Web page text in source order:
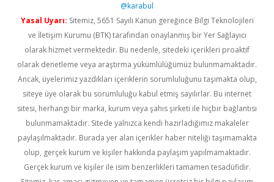
@karabul
Yasal Uyarı: Sitemiz, 5651 Sayılı Kanun gereğince Bilgi Teknolojileri
ve İletişim Kurumu (BTK) tarafından onaylanmış bir Yer Sağlayıcı
olarak hizmet vermektedir. Bu nedenle, sitedeki içerikleri proaktif
olarak denetleme veya araştırma yükümlülüğümüz bulunmamaktadır.
Ancak, üyelerimiz yazdıkları içeriklerin sorumluluğunu taşımakta olup,
siteye üye olarak bu sorumluluğu kabul etmiş sayılırlar. Bu internet
sitesi, herhangi bir marka, kurum veya şahıs şirketi ile hiçbir bağlantısı
bulunmamaktadır. Sitede yalnızca kendi hazırladığımız makaleler
paylaşılmaktadır. Burada yer alan içerikler haber niteliği taşımamakta
olup, gerçek kurum ve kişiler hakkında paylaşım yapılmamaktadır.
Gerçek kurum ve kişiler ile isim benzerlikleri tamamen tesadüfidir.